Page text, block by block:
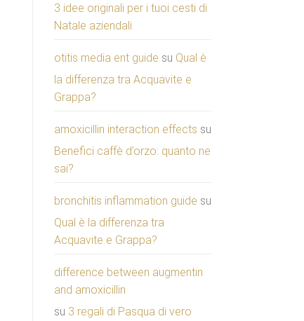
3 idee originali per i tuoi cesti di
Natale aziendali
otitis media ent guide su Qual è
la differenza tra Acquavite e
Grappa?
amoxicillin interaction effects su
Benefici caffè d’orzo: quanto ne
sai?
bronchitis inflammation guide su
Qual è la differenza tra
Acquavite e Grappa?
difference between augmentin
and amoxicillin
su 3 regali di Pasqua di vero